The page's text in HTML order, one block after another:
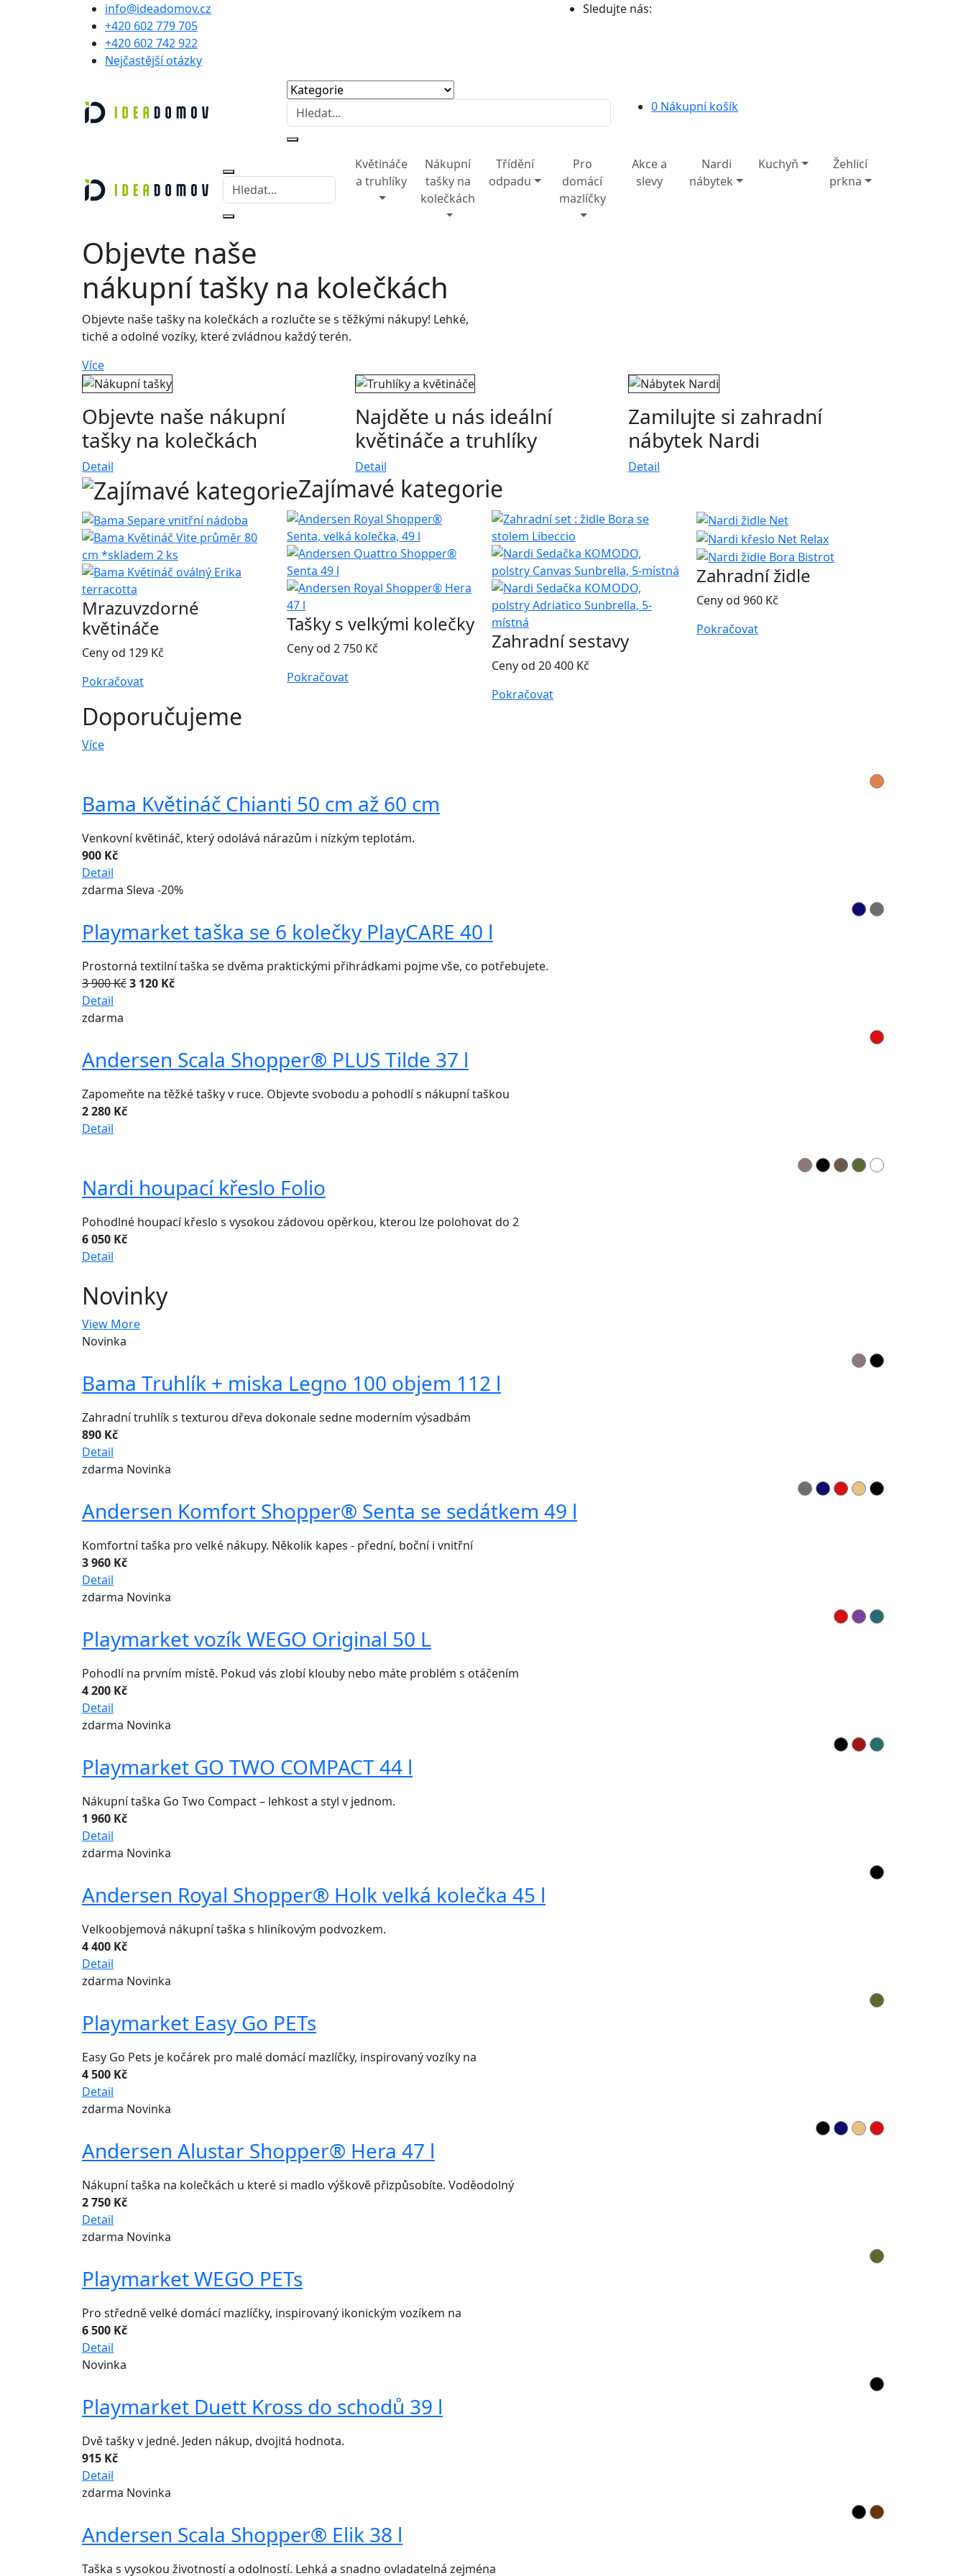
info@ideadomov.cz
+420 602 779 705
+420 602 742 922
Nejčastější otázky
Sledujte nás:
0 Nákupní košík
Květináče
a truhlíky
Nákupní
tašky na
kolečkách
Třídění
odpadu
Pro
domácí
mazlíčky
Akce a
slevy
Nardi
nábytek
Kuchyň
Žehlicí
prkna
Objevte naše
nákupní taškyna kolečkách
Objevte naše tašky na kolečkách a rozlučte se s těžkými nákupy! Lehké,
tiché a odolné vozíky, které zvládnou každý terén.
Více
Objevte naše nákupní
tašky na kolečkách
Detail
Najděte u nás ideální
květináče a truhlíky
Detail
Zamilujte si zahradní
nábytek Nardi
Detail
Zajímavé kategorie
Mrazuvzdorné
květináče
Ceny od 129 Kč
Pokračovat
Tašky s velkými kolečky
Ceny od 2 750 Kč
Pokračovat
Zahradní sestavy
Ceny od 20 400 Kč
Pokračovat
Zahradní židle
Ceny od 960 Kč
Pokračovat
Doporučujeme
Více
Bama Květináč Chianti 50 cm až 60 cm
Venkovní květináč, který odolává nárazům i nízkým teplotám.
900 Kč
Detail
zdarma Sleva -20%
Playmarket taška se 6 kolečky PlayCARE 40 l
Prostorná textilní taška se dvěma praktickými přihrádkami pojme vše, co potřebujete.
3 900 Kč3 120 Kč
Detail
zdarma
Andersen Scala Shopper® PLUS Tilde 37 l
Zapomeňte na těžké tašky v ruce. Objevte svobodu a pohodlí s nákupní taškou
2 280 Kč
Detail
Nardi houpací křeslo Folio
Pohodlné houpací křeslo s vysokou zádovou opěrkou, kterou lze polohovat do 2
6 050 Kč
Detail
Novinky
View More
Novinka
Bama Truhlík + miska Legno 100 objem 112 l
Zahradní truhlík s texturou dřeva dokonale sedne moderním výsadbám
890 Kč
Detail
zdarma Novinka
Andersen Komfort Shopper® Senta se sedátkem 49 l
Komfortní taška pro velké nákupy. Několik kapes - přední, boční i vnitřní
3 960 Kč
Detail
zdarma Novinka
Playmarket vozík WEGO Original 50 L
Pohodlí na prvním místě. Pokud vás zlobí klouby nebo máte problém s otáčením
4 200 Kč
Detail
zdarma Novinka
Playmarket GO TWO COMPACT 44 l
Nákupní taška Go Two Compact – lehkost a styl v jednom.
1 960 Kč
Detail
zdarma Novinka
Andersen Royal Shopper® Holk velká kolečka 45 l
Velkoobjemová nákupní taška s hliníkovým podvozkem.
4 400 Kč
Detail
zdarma Novinka
Playmarket Easy Go PETs
Easy Go Pets je kočárek pro malé domácí mazlíčky, inspirovaný vozíky na
4 500 Kč
Detail
zdarma Novinka
Andersen Alustar Shopper® Hera 47 l
Nákupní taška na kolečkách u které si madlo výškově přizpůsobíte. Voděodolný
2 750 Kč
Detail
zdarma Novinka
Playmarket WEGO PETs
Pro středně velké domácí mazlíčky, inspirovaný ikonickým vozíkem na
6 500 Kč
Detail
Novinka
Playmarket Duett Kross do schodů 39 l
Dvě tašky v jedné. Jeden nákup, dvojitá hodnota.
915 Kč
Detail
zdarma Novinka
Andersen Scala Shopper® Elik 38 l
Taška s vysokou životností a odolností. Lehká a snadno ovladatelná zejména